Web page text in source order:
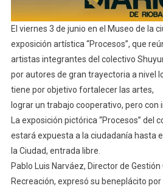
El viernes 3 de junio en el Museo de la
exposición artística “Procesos”, que
artistas integrantes del colectivo
por autores de gran trayectoria a nivel
tiene por objetivo fortalecer las artes,
lograr un trabajo cooperativo, pero con
La exposición pictórica “Procesos” del
estará expuesta a la ciudadanía hasta
la Ciudad, entrada libre.
Pablo Luis Narváez, Director de
Recreación, expresó su beneplácito